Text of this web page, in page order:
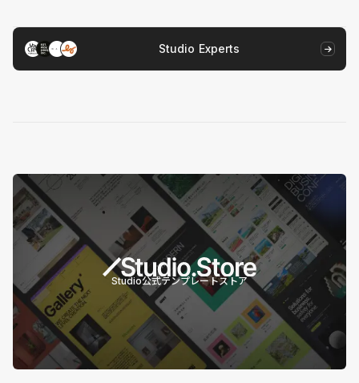
Studio Experts
Studio公式テンプレートストア